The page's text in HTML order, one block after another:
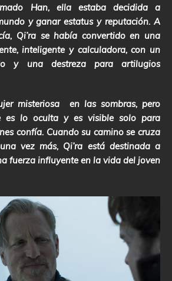
Han, ella estaba decidida a
y ganar estatus y reputación. A
Qi’ra se había convertido en una
inteligente y calculadora, con un
y una destreza para artilugios
misteriosa en las sombras, pero
es lo oculta y es visible solo para
confía. Cuando su camino se cruza
vez más, Qi’ra está destinada a
fuerza influyente en la vida del joven